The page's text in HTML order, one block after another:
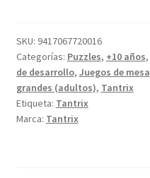
SKU: 9417067720016
Categorías: Puzzles, +10 años,
de desarrollo, Juegos de mesa
grandes (adultos), Tantrix
Etiqueta: Tantrix
Marca: Tantrix